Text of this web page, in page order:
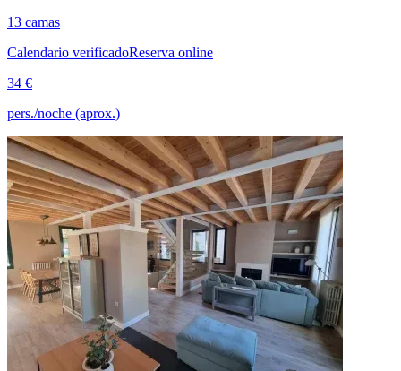
13 camas
Calendario verificadoReserva online
34 €
pers./noche (aprox.)